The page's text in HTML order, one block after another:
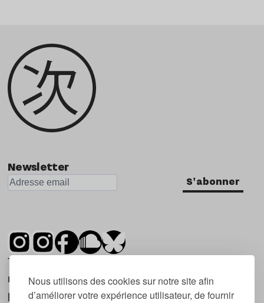
Nous utilisons des cookies sur notre site afin
d’améliorer votre expérience utilisateur, de fournir
Newsletter
S'abonner
Tsugi est un mensuel indépendant sur la
musique et les nouvelles tendances, dont la
première parution date de 2007.